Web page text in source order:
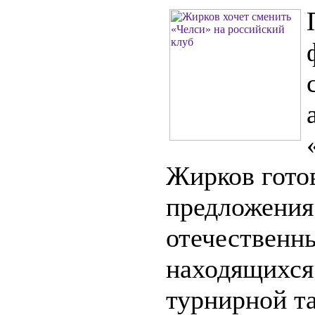
Жирков
турнирной